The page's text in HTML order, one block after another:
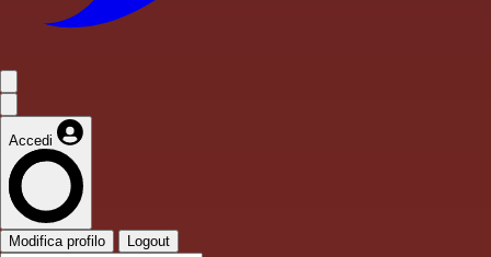
Accedi
Modifica profilo Logout